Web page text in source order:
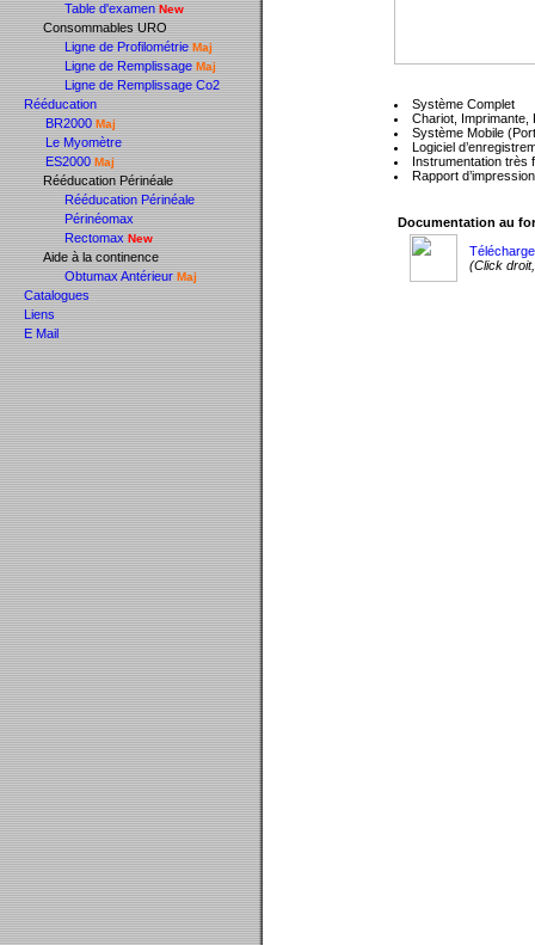
Table d'examen New
Consommables URO
Ligne de Profilométrie Maj
Ligne de Remplissage Maj
Ligne de Remplissage Co2
Rééducation
BR2000 Maj
Le Myomètre
ES2000 Maj
Rééducation Périnéale
Rééducation Périnéale
Périnéomax
Rectomax New
Aide à la continence
Obtumax Antérieur Maj
Catalogues
Liens
E Mail
Système Complet
Chariot, Imprimante,
Système Mobile
Logiciel
Instrumentation très
Rapport
Documentation au
(Click